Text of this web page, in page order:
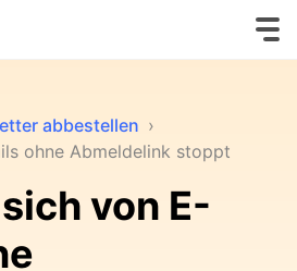
abbestellen ›
ohne Abmeldelink stoppt
von E-